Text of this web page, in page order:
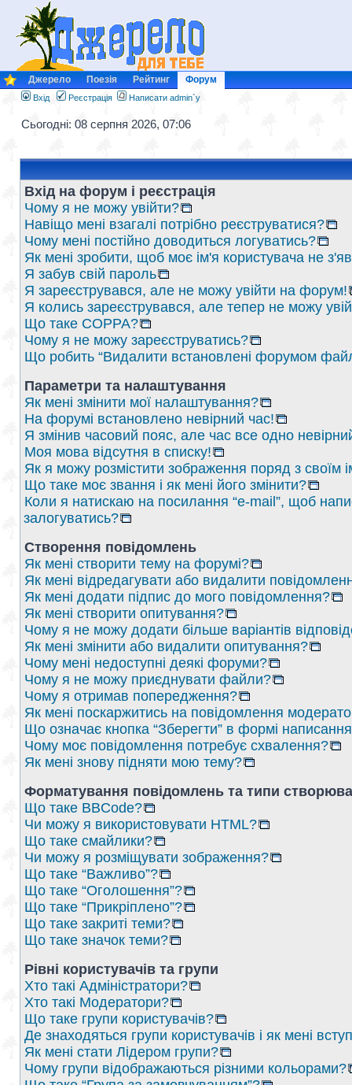
Джерело Поезія Рейтинг Форум
Вхід Реєстрація Написати admin`у
Сьогодні: 08 серпня 2026, 07:06
Вхід на форум і реєстрація
Чому я не можу увійти?
Навіщо мені взагалі потрібно реєструватися?
Чому мені постійно доводиться логуватись?
Як мені зробити, щоб моє ім'я користувача не
Я забув свій пароль
Я зареєструвався, але не можу увійти на форум!
Я колись зареєструвався, але тепер не можу
Що таке COPPA?
Чому я не можу зареєструватись?
Що робить “Видалити встановлені форумом
Параметри та налаштування
Як мені змінити мої налаштування?
На форумі встановлено невірний час!
Я змінив часовий пояс, але час все одно
Моя мова відсутня в списку!
Як я можу розмістити зображення поряд з своїм
Що таке моє звання і як мені його змінити?
Коли я натискаю на посилання “e-mail”, щоб
залогуватись?
Створення повідомлень
Як мені створити тему на форумі?
Як мені відредагувати або видалити
Як мені додати підпис до мого повідомлення?
Як мені створити опитування?
Чому я не можу додати більше варіантів
Як мені змінити або видалити опитування?
Чому мені недоступні деякі форуми?
Чому я не можу приєднувати файли?
Чому я отримав попередження?
Як мені поскаржитись на повідомлення
Що означає кнопка “Зберегти” в формі
Чому моє повідомлення потребує схвалення?
Як мені знову підняти мою тему?
Форматування повідомлень та типи
Що таке BBCode?
Чи можу я використовувати HTML?
Що таке смайлики?
Чи можу я розміщувати зображення?
Що таке “Важливо”?
Що таке “Оголошення”?
Що таке “Прикріплено”?
Що таке закриті теми?
Що таке значок теми?
Рівні користувачів та групи
Хто такі Адміністратори?
Хто такі Модератори?
Що таке групи користувачів?
Де знаходяться групи користувачів і як мені
Як мені стати Лідером групи?
Чому групи відображаються різними кольорами?